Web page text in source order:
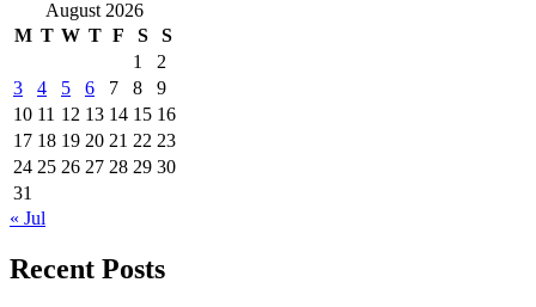
August 2026
M T W T F S
S
1
2
3
4 5 6 7 8
9
10 11 12 13 14 15 16
17 18 19 20 21 22 23
24 25 26 27 28 29 30
31
« Jul
Recent Posts